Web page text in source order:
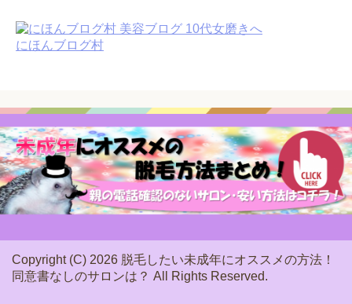
にほんブログ村
Copyright (C) 2026 脱毛したい未成年にオススメの方法！
同意書なしのサロンは？ All Rights Reserved.